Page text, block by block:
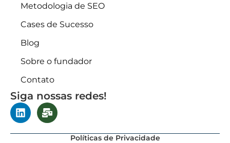
Metodologia de SEO
Cases de Sucesso
Blog
Sobre o fundador
Contato
Siga nossas redes!
Políticas de Privacidade